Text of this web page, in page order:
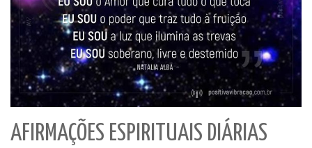
AFIRMAÇÕES ESPIRITUAIS DIÁRIAS